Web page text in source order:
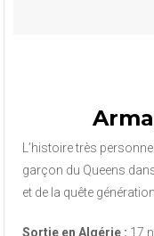
L’histoire très
garçon du Queens
et de la quête
Sortie en Algérie : 17